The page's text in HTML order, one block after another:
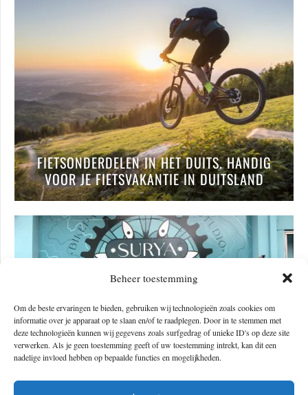
Beheer toestemming
Om de beste ervaringen te bieden, gebruiken wij technologieën zoals cookies om
informatie over je apparaat op te slaan en/of te raadplegen. Door in te stemmen met
deze technologieën kunnen wij gegevens zoals surfgedrag of unieke ID's op deze site
verwerken. Als je geen toestemming geeft of uw toestemming intrekt, kan dit een
nadelige invloed hebben op bepaalde functies en mogelijkheden.
FIETSONDERDELEN IN HET DUITS. HANDIG
VOOR JE FIETSVAKANTIE IN DUITSLAND
FIETSONDERDELEN IN HET